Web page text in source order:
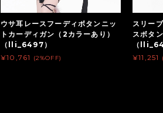
ウサ耳レースフーディボタンニッ
トカーディガン（2カラーあり）
（lli_6497）
¥10,761
(2%OFF)
スリー
スボタ
（
¥11,251